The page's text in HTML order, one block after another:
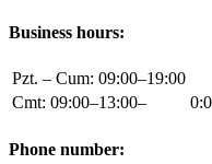
Business hours:
Pzt. – Cum: 09:00–19:00
Cmt: 09:00–13:00–
Phone number: